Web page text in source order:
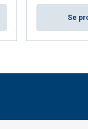
Se